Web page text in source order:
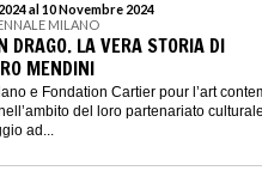
al 10 Novembre 2024
MILANO
DRAGO. LA VERA STORIA DI
MENDINI
e Fondation Cartier pour l’art
del loro partenariato
ad...